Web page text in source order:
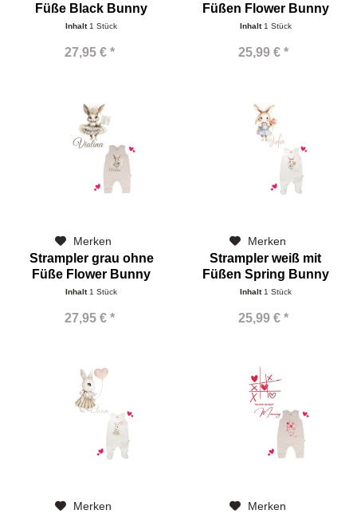
Füße Black Bunny
Inhalt 1 Stück
27,95 € *
Füßen Flower Bunny
Inhalt 1 Stück
25,99 € *
Merken
Strampler grau ohne
Füße Flower Bunny
Inhalt 1 Stück
27,95 € *
Merken
Strampler weiß mit
Füßen Spring Bunny
Inhalt 1 Stück
25,99 € *
Merken Merken